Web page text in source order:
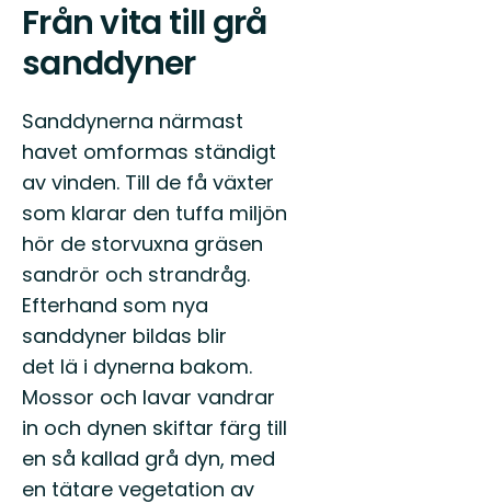
Från vita till grå
sanddyner
Sanddynerna närmast
havet omformas ständigt
av vinden. Till de få växter
som klarar den tuffa miljön
hör de storvuxna gräsen
sandrör och strandråg.
Efterhand som nya
sanddyner bildas blir
det lä i dynerna bakom.
Mossor och lavar vandrar
in och dynen skiftar färg till
en så kallad grå dyn, med
en tätare vegetation av